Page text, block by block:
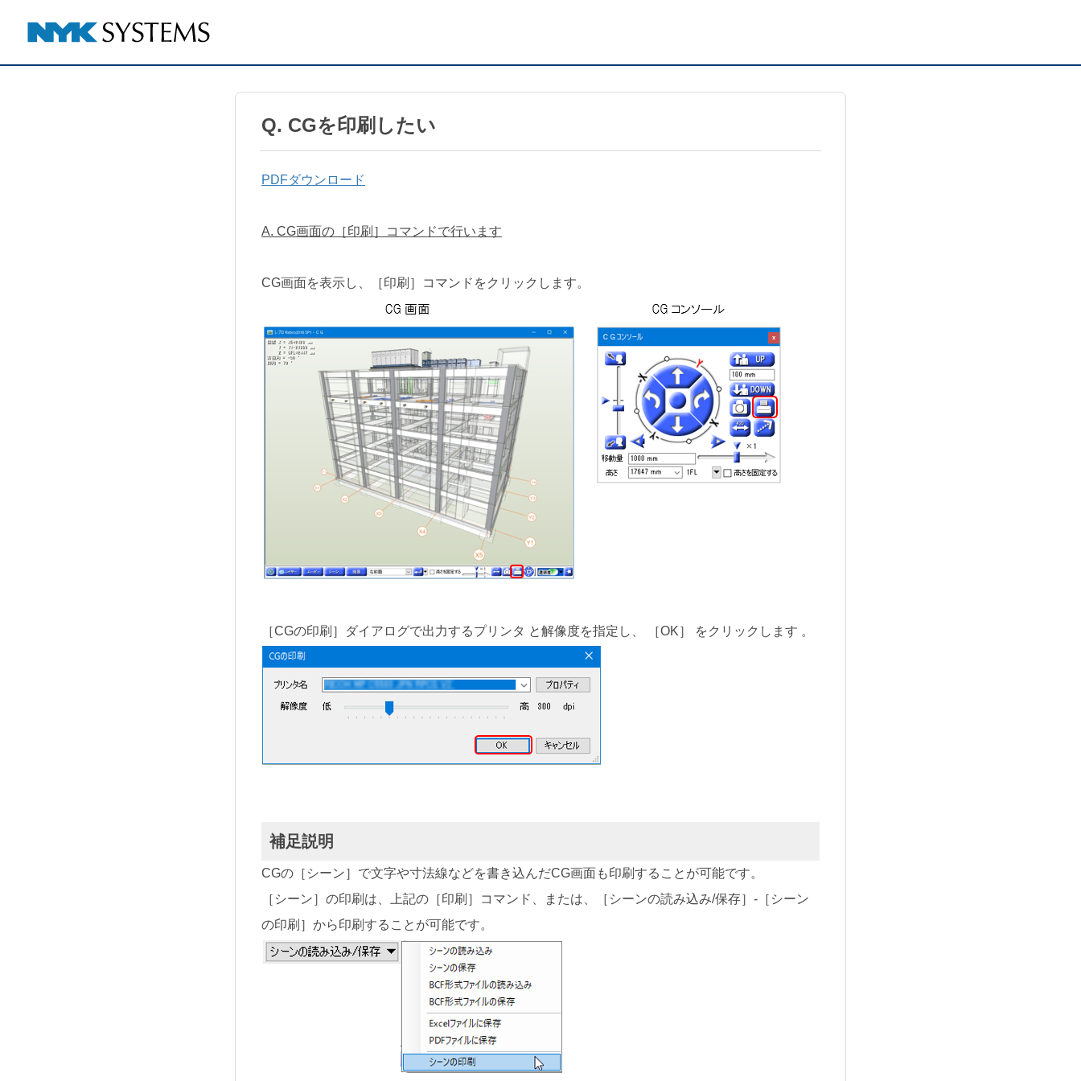
Q. CGを印刷したい
PDFダウンロード
A. CG画面の［印刷］コマンドで行います
CG画面を表示し、［印刷］コマンドをクリックします。
［CGの印刷］ダイアログで出力するプリンタ と解像度を指定し、 ［OK］ をクリックします 。
補足説明
CGの［シーン］で文字や寸法線などを書き込んだCG画面も印刷することが可能です。
［シーン］の印刷は、上記の［印刷］コマンド、または、［シーンの読み込み/保存］-［シーン
の印刷］から印刷することが可能です。